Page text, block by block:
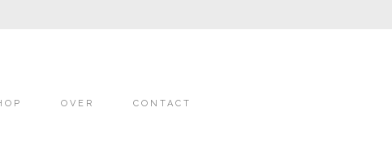
OVER CONTACT